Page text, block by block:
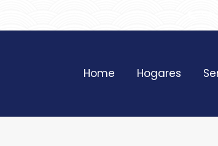
Home Hogares